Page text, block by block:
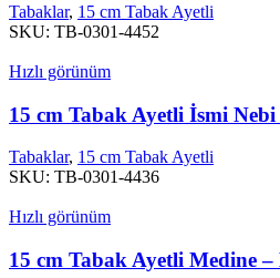
Tabaklar, 15 cm Tabak Ayetli
SKU: TB-0301-4452
Hızlı görünüm
15 cm Tabak Ayetli İsmi Nebi
Tabaklar, 15 cm Tabak Ayetli
SKU: TB-0301-4436
Hızlı görünüm
15 cm Tabak Ayetli Medine –